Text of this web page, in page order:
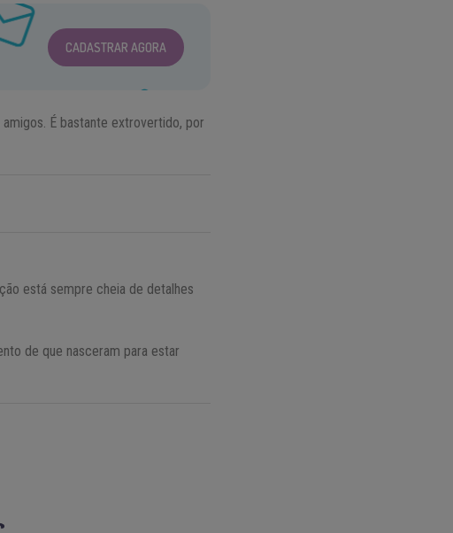
CADASTRAR AGORA
É bastante extrovertido, por
está sempre cheia de detalhes
de que nasceram para estar